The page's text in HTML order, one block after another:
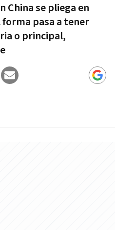
China se pliega en
pasa a tener
o principal,